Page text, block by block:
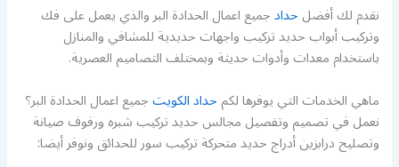
نقدم لك أفضلحدادجميع اعمال الحدادة البر والذي يعمل على فك
وتركيب أبواب حديد تركيب واجهات حديدية للمشافي والمنازل
باستخدام معدات وأدوات حديثة وبمختلف التصاميم العصرية.
ماهي الخدمات التي يوفرها لكمحداد الكويتجميع اعمال الحدادة البر؟
نعمل في تصميم وتفصيل مجالس حديد تركيب شبره ورفوف صيانة
وتصليح درابزين أدراج حديد متحركة تركيب سور للحدائق ونوفر أيضا: